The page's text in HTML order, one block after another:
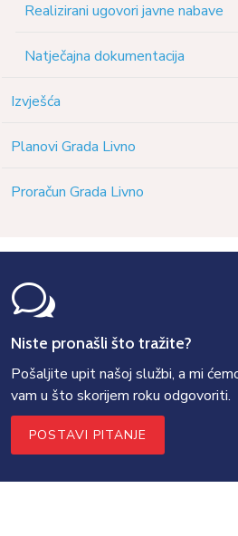
Realizirani ugovori javne nabave
Natječajna dokumentacija
Izvješća
Planovi Grada Livno
Proračun Grada Livno
w
Niste pronašli što tražite?
Pošaljite upit našoj službi, a mi
vam u što skorijem roku odgovoriti.
POSTAVI PITANJE